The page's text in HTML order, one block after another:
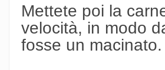
Mettete poi la
velocità, in modo
fosse un macinato.